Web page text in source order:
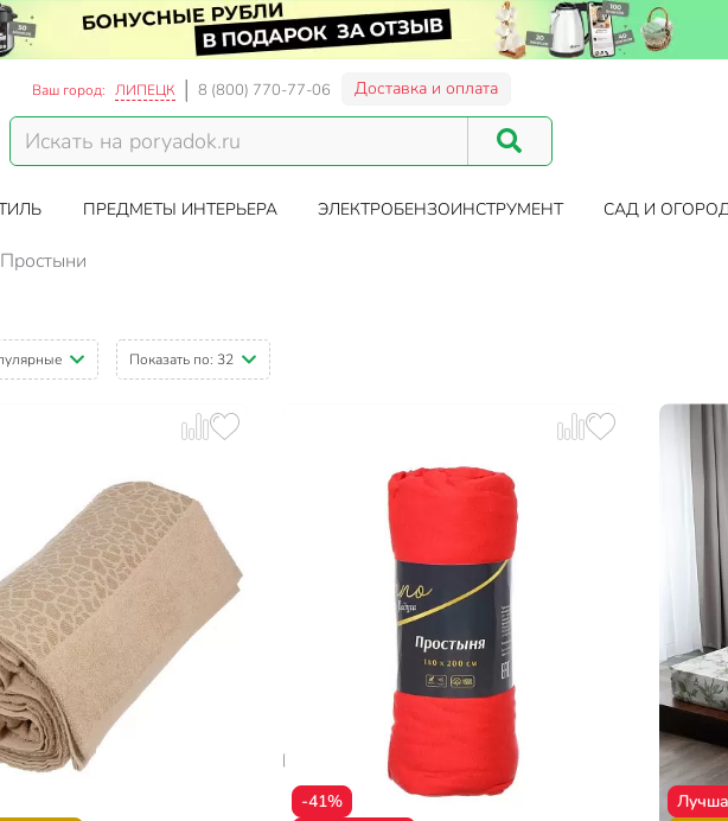
Ваш город: ЛИПЕЦК 8 (800) 770-77-06 Доставка и оплата
ПРЕДМЕТЫ ИНТЕРЬЕРА ЭЛЕКТРОБЕНЗОИНСТРУМЕНТ САД И
Простыни
Показать по: 32
-41%